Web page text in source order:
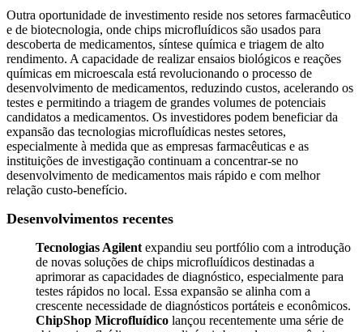
Outra oportunidade de investimento reside nos setores farmacêutico
e de biotecnologia, onde chips microfluídicos são usados ​​para
descoberta de medicamentos, síntese química e triagem de alto
rendimento. A capacidade de realizar ensaios biológicos e reações
químicas em microescala está revolucionando o processo de
desenvolvimento de medicamentos, reduzindo custos, acelerando os
testes e permitindo a triagem de grandes volumes de potenciais
candidatos a medicamentos. Os investidores podem beneficiar da
expansão das tecnologias microfluídicas nestes setores,
especialmente à medida que as empresas farmacêuticas e as
instituições de investigação continuam a concentrar-se no
desenvolvimento de medicamentos mais rápido e com melhor
relação custo-benefício.
Desenvolvimentos recentes
Tecnologias Agilent expandiu seu portfólio com a introdução
de novas soluções de chips microfluídicos destinadas a
aprimorar as capacidades de diagnóstico, especialmente para
testes rápidos no local. Essa expansão se alinha com a
crescente necessidade de diagnósticos portáteis e econômicos.
ChipShop Microfluídico lançou recentemente uma série de